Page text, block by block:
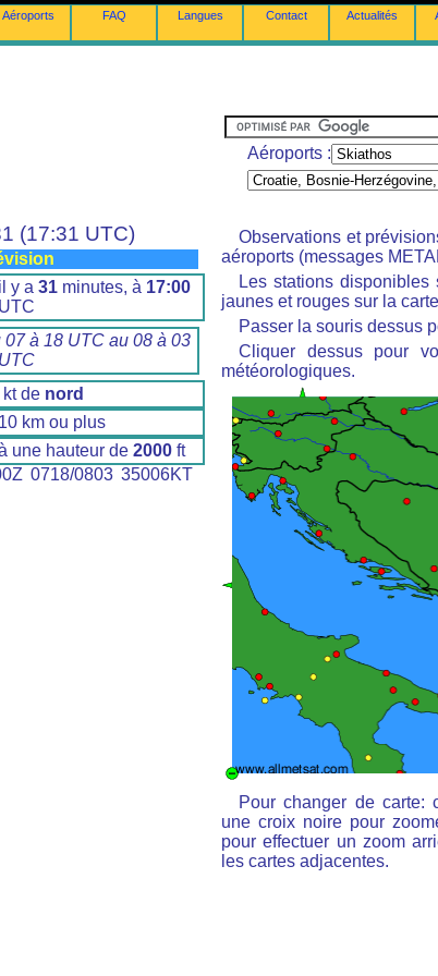
Aéroports FAQ Langues Contact Actualités
Aéroports :
(17:31 UTC)
y a 31minutes, à 17:00
UTC
à 18 UTC au 08 à 03
UTC
de nord
km ou plus
une hauteur de 2000 ft
0718/0803 35006KT
Observations et
aéroports (messages
Les stations
jaunes et rouges sur la
Passer la souris dessus
Cliquer dessus pour
météorologiques.
Pour changer de carte:
une croix noire pour
pour effectuer un zoom
les cartes adjacentes.